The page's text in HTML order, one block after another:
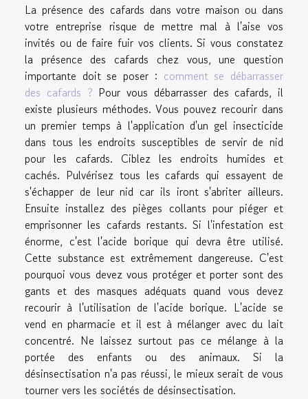
La présence des cafards dans votre maison ou dans
votre entreprise risque de mettre mal à l'aise vos
invités ou de faire fuir vos clients. Si vous constatez
la présence des cafards chez vous, une question
importante doit se poser : comment se débarrasser
des cafards ? Pour vous débarrasser des cafards, il
existe plusieurs méthodes. Vous pouvez recourir dans
un premier temps à l'application d'un gel insecticide
dans tous les endroits susceptibles de servir de nid
pour les cafards. Ciblez les endroits humides et
cachés. Pulvérisez tous les cafards qui essayent de
s'échapper de leur nid car ils iront s'abriter ailleurs.
Ensuite installez des pièges collants pour piéger et
emprisonner les cafards restants. Si l'infestation est
énorme, c'est l'acide borique qui devra être utilisé.
Cette substance est extrêmement dangereuse. C'est
pourquoi vous devez vous protéger et porter sont des
gants et des masques adéquats quand vous devez
recourir à l'utilisation de l'acide borique. L'acide se
vend en pharmacie et il est à mélanger avec du lait
concentré. Ne laissez surtout pas ce mélange à la
portée des enfants ou des animaux. Si la
désinsectisation n'a pas réussi, le mieux serait de vous
tourner vers les sociétés de désinsectisation.